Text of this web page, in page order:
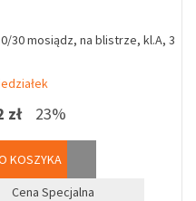
30 mosiądz, na blistrze, kl.A, 3
zł 23%
KOSZYKA
Cena Specjalna